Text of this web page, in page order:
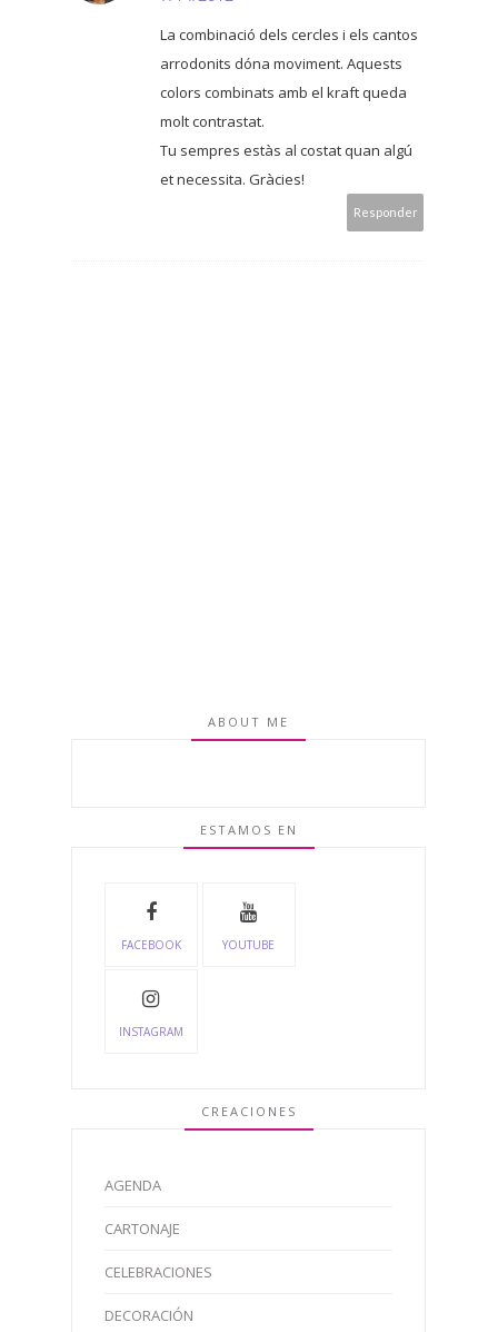
La combinació dels cercles i els cantos
arrodonits dóna moviment. Aquests
colors combinats amb el kraft queda
molt contrastat.
Tu sempres estàs al costat quan algú
et necessita. Gràcies!
Responder
ABOUT ME
ESTAMOS EN
FACEBOOK YOUTUBE
INSTAGRAM
CREACIONES
AGENDA
CARTONAJE
CELEBRACIONES
DECORACIÓN